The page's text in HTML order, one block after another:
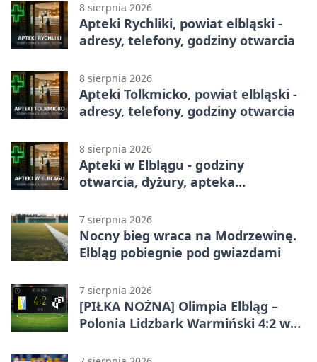
8 sierpnia 2026
Apteki Rychliki, powiat elbląski -
adresy, telefony, godziny otwarcia
8 sierpnia 2026
Apteki Tolkmicko, powiat elbląski -
adresy, telefony, godziny otwarcia
8 sierpnia 2026
Apteki w Elblągu - godziny
otwarcia, dyżury, apteka
7 sierpnia 2026
Nocny bieg wraca na Modrzewinę.
Elbląg pobiegnie pod gwiazdami
7 sierpnia 2026
[PIŁKA NOŻNA] Olimpia Elbląg –
Polonia Lidzbark Warmiński 4:2 w